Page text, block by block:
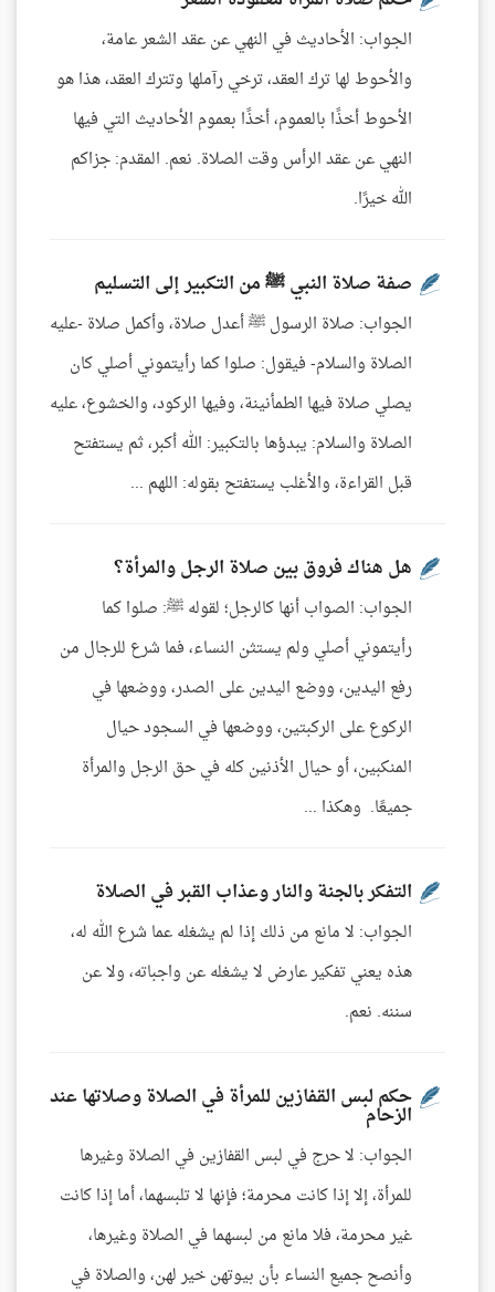
الجواب: الأحاديث في النهي عن عقد الشعر عامة،
والأحوط لها ترك العقد، ترخي رآملها وتترك العقد، هذا هو
الأحوط أخذًا بالعموم، أخذًا بعموم الأحاديث التي فيها
النهي عن عقد الرأس وقت الصلاة. نعم. المقدم: جزاكم
الله خيرًا.
صفة صلاة النبي ﷺ من التكبير إلى التسليم
الجواب: صلاة الرسول ﷺ أعدل صلاة، وأكمل صلاة -عليه
الصلاة والسلام- فيقول: صلوا كما رأيتموني أصلي كان
يصلي صلاة فيها الطمأنينة، وفيها الركود، والخشوع، عليه
الصلاة والسلام: يبدؤها بالتكبير: الله أكبر، ثم يستفتح
قبل القراءة، والأغلب يستفتح بقوله: اللهم ...
هل هناك فروق بين صلاة الرجل والمرأة؟
الجواب: الصواب أنها كالرجل؛ لقوله ﷺ: صلوا كما
رأيتموني أصلي ولم يستثن النساء، فما شرع للرجال من
رفع اليدين، ووضع اليدين على الصدر، ووضعها في
الركوع على الركبتين، ووضعها في السجود حيال
المنكبين، أو حيال الأذنين كله في حق الرجل والمرأة
جميعًا. وهكذا ...
التفكر بالجنة والنار وعذاب القبر في الصلاة
الجواب: لا مانع من ذلك إذا لم يشغله عما شرع الله له،
هذه يعني تفكير عارض لا يشغله عن واجباته، ولا عن
سننه. نعم.
حكم لبس القفازين للمرأة في الصلاة وصلاتها عند
الزحام
الجواب: لا حرج في لبس القفازين في الصلاة وغيرها
للمرأة، إلا إذا كانت محرمة؛ فإنها لا تلبسهما، أما إذا كانت
غير محرمة، فلا مانع من لبسهما في الصلاة وغيرها،
وأنصح جميع النساء بأن بيوتهن خير لهن، والصلاة في